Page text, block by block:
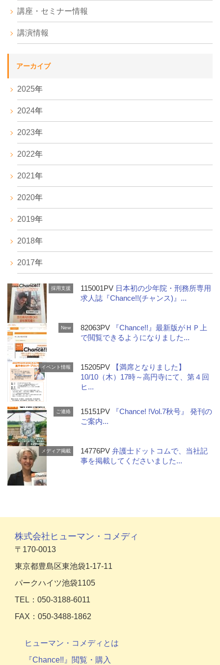
講座・セミナー情報
講演情報
アーカイブ
2025年
2024年
2023年
2022年
2021年
2020年
2019年
2018年
2017年
採用支援 115001PV 日本初の少年院・刑務所専用
求人誌『Chance!!(チャンス)』...
New 82063PV
『Chance!!』最新版がＨＰ上
で閲覧できるようになりました...
イベント情報 15205PV
【満席となりました】
10/10（木）17時～高円寺にて、第４回
ヒ...
ご連絡 15151PV
『Chance! !Vol.7秋号』 発刊の
ご案内...
メディア掲載 14776PV弁護士ドットコムで、当社記
事を掲載してくださいました...
株式会社ヒューマン・コメディ
〒170-0013
東京都豊島区東池袋1-17-11
パークハイツ池袋1105
TEL：050-3188-6011
FAX：050-3488-1862
ヒューマン・コメディとは
『Chance!!』閲覧・購入